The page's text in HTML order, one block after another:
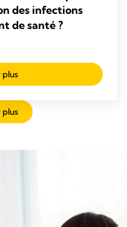
des infections
de santé ?
plus
plus